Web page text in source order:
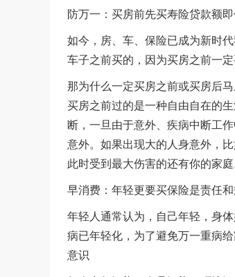
防万一：买房前先买寿险贷款额
如今，房、车、保险已成为新时
车子之前买的，因为买房之前一
那为什么一定买房之前或买房后
买房之前过的是一种自由自在的
断，一旦由于意外、疾病中断工
意外。如果出现大的人身意外，
此时受到最大伤害的还有你的家庭
早消费：年轻更要买保险是责任和
年轻人通常认为，自己年轻，身
病已年轻化，为了避免万一重病
意识